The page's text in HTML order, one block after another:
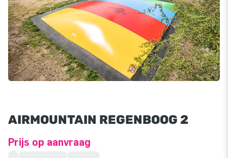
AIRMOUNTAIN REGENBOOG 2
Prijs op aanvraag